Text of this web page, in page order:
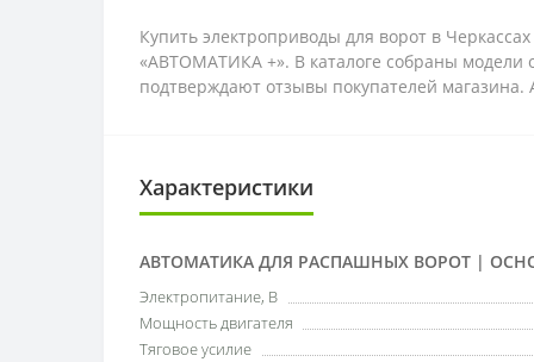
Купить электроприводы для ворот в
«АВТОМАТИКА +». В каталоге собраны модели
подтверждают отзывы покупателей магазина.
Характеристики
АВТОМАТИКА ДЛЯ РАСПАШНЫХ ВОРОТ |
Электропитание, В
Мощность двигателя
Тяговое усилие